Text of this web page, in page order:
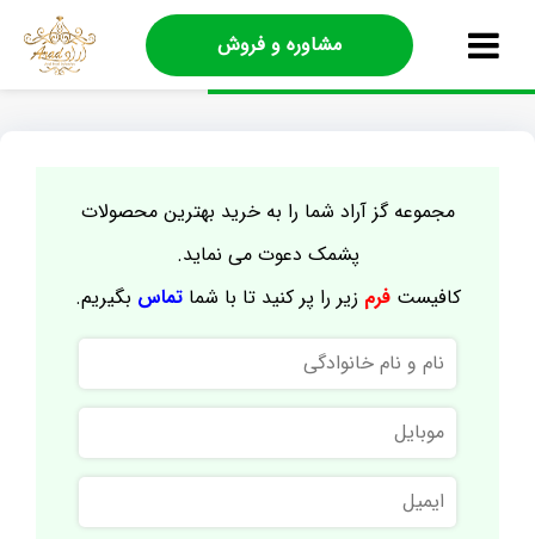
مشاوره و فروش
مجموعه گز آراد شما را به خرید بهترین محصولات
پشمک دعوت می نماید.
کافیستفرم زیر را پر کنید تا با شماتماس بگیریم.
نام
و
نام
خانوادگی
موبایل
ایمیل